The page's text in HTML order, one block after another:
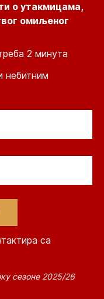
о утакмицама,
омиљеног
2 минута
небитним
са
сезоне 2025/26